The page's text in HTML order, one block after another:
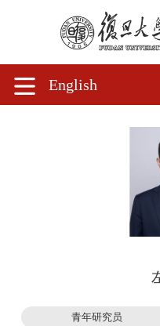
English
青年研究员